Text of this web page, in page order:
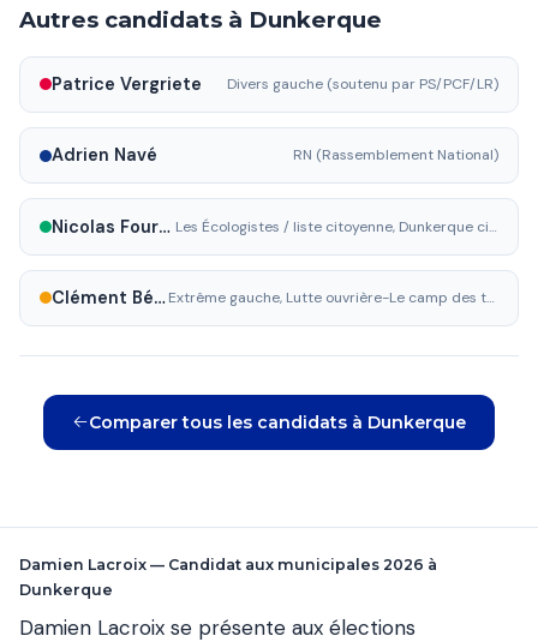
Autres candidats à Dunkerque
Patrice Vergriete Divers gauche (soutenu par PS/PCF/LR)
Adrien Navé RN (Rassemblement National)
Nicolas Fournier Les Écologistes / liste citoyenne, Dunkerque citoyenne
Clément Bézine Extrême gauche, Lutte ouvrière-Le camp des travailleurs
Comparer tous les candidats à Dunkerque
Damien Lacroix — Candidat aux municipales 2026 à
Dunkerque
Damien Lacroix se présente aux élections